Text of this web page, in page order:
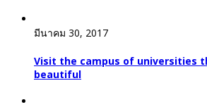
มีนาคม 30, 2017
Visit the campus of universities
beautiful